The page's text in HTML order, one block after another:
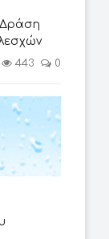
Δράση
443 0